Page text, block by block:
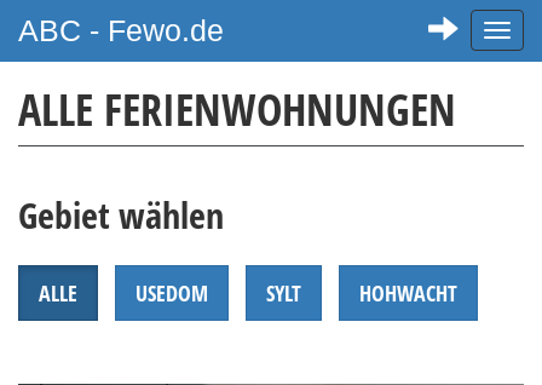
ABC - Fewo.de
ALLE FERIENWOHNUNGEN
Gebiet wählen
ALLE USEDOM SYLT HOHWACHT